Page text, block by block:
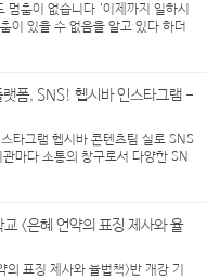
춤이 없습니다 ‘이제까지 일하시
이 있을 수 없음을 알고 있다 하더
확인하게 될 때마다 경이로움을 느
어려...
랫폼, SNS! 헵시바 인스타그램 -
타그램 헵시바 콘텐츠팀 실로 SNS
마다 소통의 창구로서 다양한 SN
플랫폼에 대대적인 변화를 시도
찾아봤다...
<은혜 언약의 표징 제사와 율
표징 제사와 율법책>반 개강 기